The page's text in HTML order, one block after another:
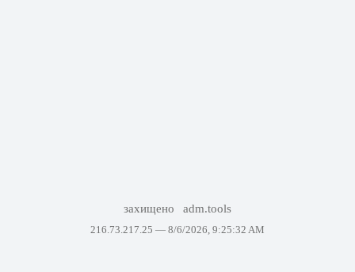
захищено adm.tools
216.73.217.25 — 8/6/2026, 9:25:32 AM